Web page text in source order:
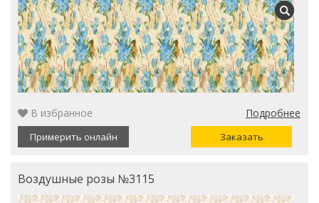
В избранное Подробнее
Примерить онлайн Заказать
Воздушные розы №3115